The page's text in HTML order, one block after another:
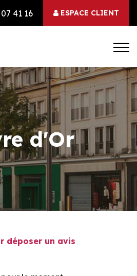
41 16 ESPACE CLIENT
d'Or
déposer un avis